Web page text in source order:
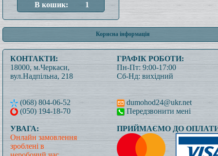
Корисна інформація
КОНТАКТИ:
18000, м.Черкаси,
вул.Надпільна, 218
(068) 804-06-52
(050) 194-18-70
ГРАФІК РОБОТИ:
Пн-Пт: 9:00-17:00
Сб-Нд: вихідний
dumohod24@ukr.net
Передзвонити мені
УВАГА:
Онлайн замовлення
зроблені в
ПРИЙМАЄМО ДО